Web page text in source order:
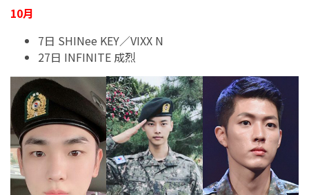
10月
7日 SHINee KEY／VIXX N
27日 INFINITE 成烈